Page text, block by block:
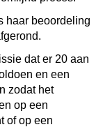
haar beoordeling
dat er 20 aan
en een
zodat het
op een
of op een